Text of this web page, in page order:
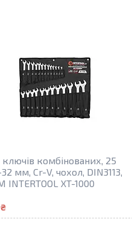
ключів комбінованих, 25
мм, Cr-V, чохол, DIN3113,
INTERTOOL XT-1000